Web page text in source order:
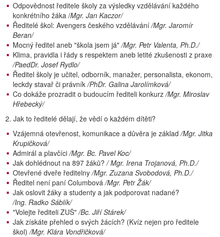
Odpovědnost ředitele školy za výsledky vzdělávání každého
konkrétního žáka /Mgr. Jan Kaczor/
Ředitelé škol: Avengers českého vzdělávání/Mgr. Jaromír
Beran/
Mocný ředitel aneb "škola jsem já"/Mgr. Petr Valenta, Ph.D./
Klima, pravidla i řády s respektem aneb letité zkušenosti z praxe
/PaedDr. Josef Rydlo/
Ředitel školy je učitel, odborník, manažer, personalista, ekonom,
leckdy stavař či právník/PhDr. Galina Jarolímková/
Co dokáže prozradit o budoucím řediteli konkurz/Mgr. Miroslav
Hřebecký/
2. Jak to ředitelé dělají, že vědí o každém dítěti?
Vzájemná otevřenost, komunikace a důvěra je základ/Mgr. Jitka
Krupičková/
Admirál a plavčíci/Mgr. Bc. Pavel Koc/
Jak dohlédnout na 897 žáků?/ Mgr. Irena Trojanová, Ph.D./
Otevřené dveře ředitelny/Mgr. Zuzana Svobodová, Ph.D./
Ředitel není paní Columbová/Mgr. Petr Žák/
Jak oslovit žáky a studenty a jak podporovat nadané?
/Ing. Radko Sáblík/
"Volejte řediteli ZUŠ"/Bc. Jiří Stárek/
Jak získáte přehled o svých žácích? (Kvíz nejen pro ředitele
škol) /Mgr. Klára Vondřičková/